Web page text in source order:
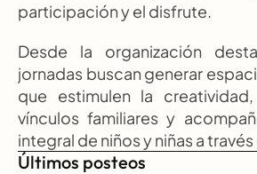
participación y el disfrute.
Desde la organización
jornadas buscan generar
que estimulen la
vínculos familiares y
integral de niños y niñas a
Últimos posteos